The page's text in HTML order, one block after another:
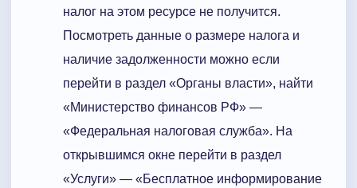
налог на этом ресурсе не получится.
Посмотреть данные о размере налога и
наличие задолженности можно если
перейти в раздел «Органы власти», найти
«Министерство финансов РФ» —
«Федеральная налоговая служба». На
открывшимся окне перейти в раздел
«Услуги» — «Бесплатное информирование